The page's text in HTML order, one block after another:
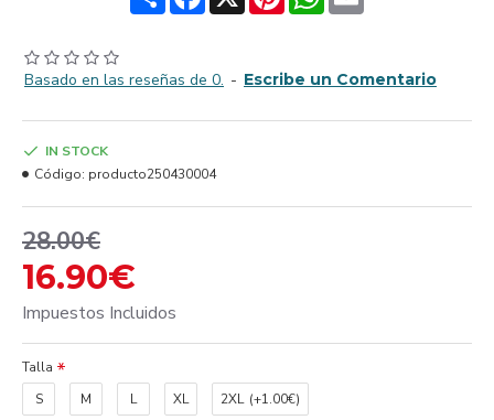
Basado en las reseñas de 0. - Escribe un Comentario
16.90€
28.00€
Impuestos Incluidos
IN STOCK
Código: producto250430004
Talla
S
M L XL 2XL (+1.00€)